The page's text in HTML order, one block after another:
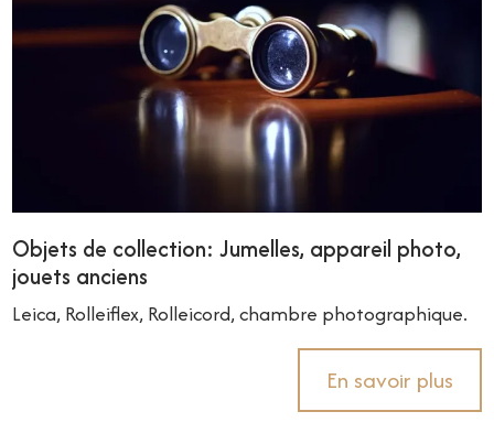
Objets de collection: Jumelles, appareil photo,
jouets anciens
Leica, Rolleiflex, Rolleicord, chambre photographique.
En savoir plus